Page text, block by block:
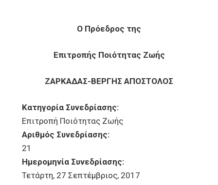
Ο Πρόεδρος της
Επιτροπής Ποιότητας Ζωής
ΖΑΡΚΑΔΑΣ-ΒΕΡΓΗΣ ΑΠΟΣΤΟΛΟΣ
Κατηγορία Συνεδρίασης:
Επιτροπή Ποιότητας Ζωής
Αριθμός Συνεδρίασης:
21
Ημερομηνία Συνεδρίασης:
Τετάρτη, 27 Σεπτέμβριος, 2017